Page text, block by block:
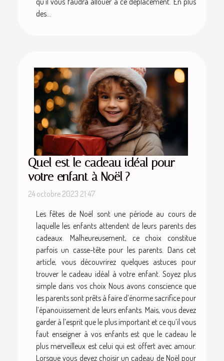
des...
Quel est le cadeau idéal pour
votre enfant à Noël ?
24 octobre 2023 21:47
Les fêtes de Noël sont une période au cours de
laquelle les enfants attendent de leurs parents des
cadeaux. Malheureusement, ce choix constitue
parfois un casse-tête pour les parents. Dans cet
article, vous découvrirez quelques astuces pour
trouver le cadeau idéal à votre enfant. Soyez plus
simple dans vos choix Nous avons conscience que
les parents sont prêts à faire d’énorme sacrifice pour
l’épanouissement de leurs enfants. Mais, vous devez
garder à l’esprit que le plus important et ce qu’il vous
faut enseigner à vos enfants est que le cadeau le
plus merveilleux est celui qui est offert avec amour.
Lorsque vous devez choisir un cadeau de Noël pour